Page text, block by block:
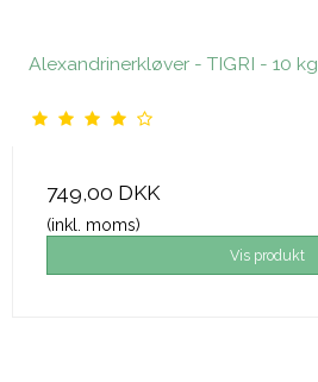
Alexandrinerkløver - TIGRI - 10 kg
749,00 DKK
(inkl. moms)
Vis produkt